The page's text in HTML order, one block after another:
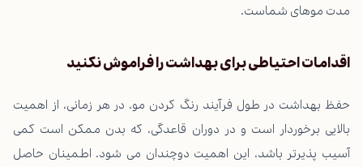
مدت موهای شماست.
اقدامات احتیاطی برای بهداشت را فراموش نکنید
حفظ بهداشت در طول فرآیند رنگ کردن مو، در هر زمانی، از اهمیت
بالایی برخوردار است و در دوران قاعدگی، که بدن ممکن است کمی
آسیب پذیرتر باشد، این اهمیت دوچندان می شود. اطمینان حاصل